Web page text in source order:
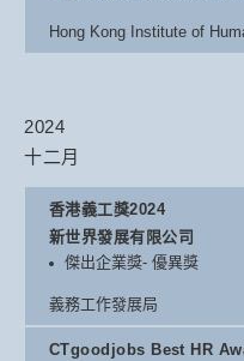
Hong Kong Institute of
2024
十二月
香港義工獎2024
新世界發展有限公司
傑出企業獎- 優異獎
義務工作發展局
CTgoodjobs Best HR